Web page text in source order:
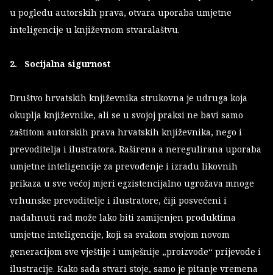
u pogledu autorskih prava, otvara uporaba umjetne
inteligencije u književnom stvaralaštvu.
2. Socijalna sigurnost
Društvo hrvatskih književnika strukovna je udruga koja
okuplja književnike, ali se u svojoj praksi ne bavi samo
zaštitom autorskih prava hrvatskih književnika, nego i
prevoditelja i ilustratora. Raširena a neregulirana uporaba
umjetne inteligencije za prevođenje i izradu likovnih
prikaza u sve većoj mjeri egzistencijalno ugrožava mnoge
vrhunske prevoditelje i ilustratore, čiji posvećeni i
nadahnuti rad može lako biti zamijenjen produktima
umjetne inteligencije, koji sa svakom svojom novom
generacijom sve vještije i umješnije „proizvode“ prijevode i
ilustracije. Kako sada stvari stoje, samo je pitanje vremena